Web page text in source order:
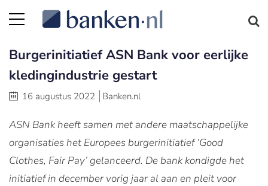
Burgerinitiatief ASN Bank voor eerlijke
kledingindustrie gestart
16 augustus 2022 Banken.nl
ASN Bank heeft samen met andere maatschappelijke
organisaties het Europees burgerinitiatief ‘Good
Clothes, Fair Pay’ gelanceerd. De bank kondigde het
initiatief in december vorig jaar al aan en pleit voor